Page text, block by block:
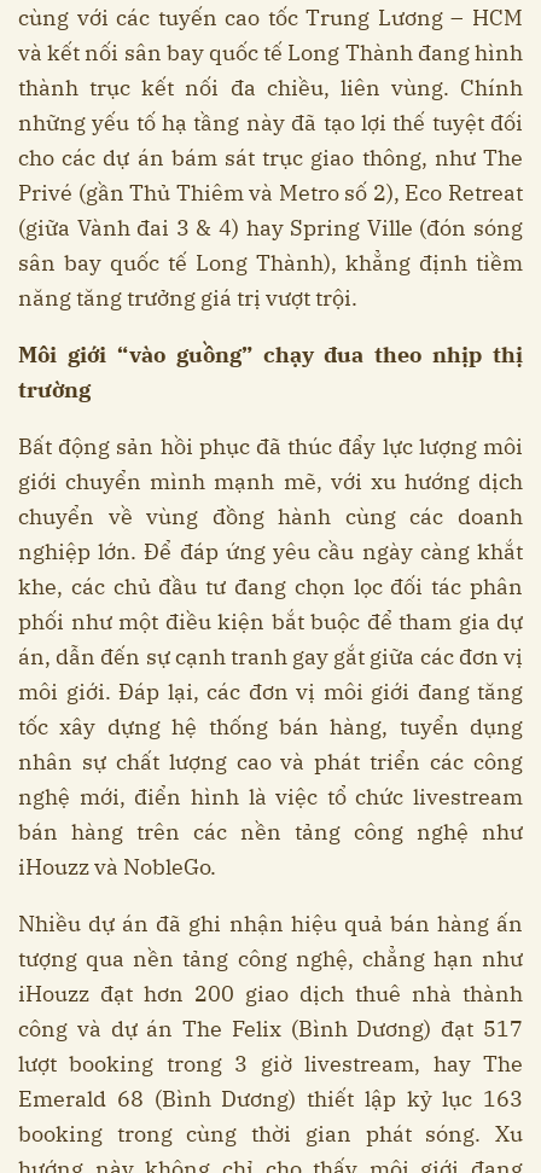
cùng với các tuyến cao tốc Trung Lương – HCM
và kết nối sân bay quốc tế Long Thành đang hình
thành trục kết nối đa chiều, liên vùng. Chính
những yếu tố hạ tầng này đã tạo lợi thế tuyệt đối
cho các dự án bám sát trục giao thông, như The
Privé (gần Thủ Thiêm và Metro số 2), Eco Retreat
(giữa Vành đai 3 & 4) hay Spring Ville (đón sóng
sân bay quốc tế Long Thành), khẳng định tiềm
năng tăng trưởng giá trị vượt trội.
Môi giới “vào guồng” chạy đua theo nhịp thị
trường
Bất động sản hồi phục đã thúc đẩy lực lượng môi
giới chuyển mình mạnh mẽ, với xu hướng dịch
chuyển về vùng đồng hành cùng các doanh
nghiệp lớn. Để đáp ứng yêu cầu ngày càng khắt
khe, các chủ đầu tư đang chọn lọc đối tác phân
phối như một điều kiện bắt buộc để tham gia dự
án, dẫn đến sự cạnh tranh gay gắt giữa các đơn vị
môi giới. Đáp lại, các đơn vị môi giới đang tăng
tốc xây dựng hệ thống bán hàng, tuyển dụng
nhân sự chất lượng cao và phát triển các công
nghệ mới, điển hình là việc tổ chức livestream
bán hàng trên các nền tảng công nghệ như
iHouzz và NobleGo.
Nhiều dự án đã ghi nhận hiệu quả bán hàng ấn
tượng qua nền tảng công nghệ, chẳng hạn như
iHouzz đạt hơn 200 giao dịch thuê nhà thành
công và dự án The Felix (Bình Dương) đạt 517
lượt booking trong 3 giờ livestream, hay The
Emerald 68 (Bình Dương) thiết lập kỷ lục 163
booking trong cùng thời gian phát sóng. Xu